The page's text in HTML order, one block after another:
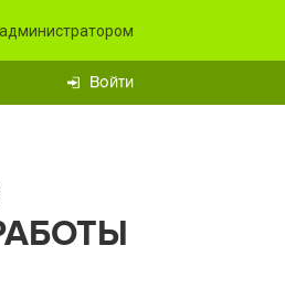
Войти